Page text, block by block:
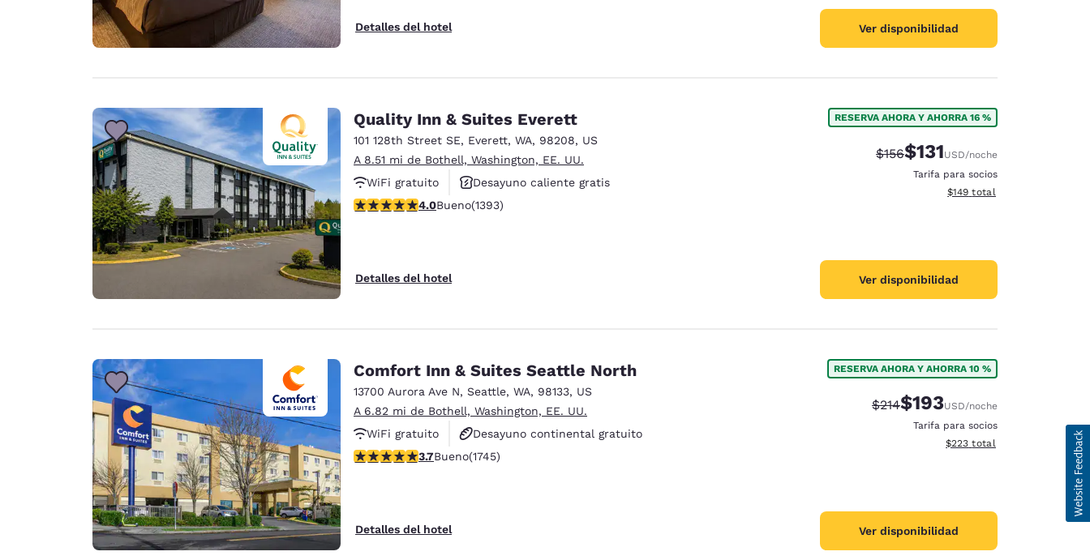
Detalles del hotel Ver disponibilidad
Quality Inn & Suites Everett
101 128th Street SE, Everett, WA, 98208, US
A 8.51 mi de Bothell, Washington, EE. UU.
WiFi gratuito
Desayuno caliente gratis
Se aceptan mascotas
calificación de 3.98 estrellas. Bueno. 1393 reseñas
4.0Bueno(1393)
Detalles del hotel
RESERVA AHORA Y AHORRA 16 %
Precio tachado:
$156Precio con descuento:
$131USD/noche
Tarifa para socios
Ver detalles del total
$149 total
Ver disponibilidad
Comfort Inn & Suites Seattle North
13700 Aurora Ave N, Seattle, WA, 98133, US
A 6.82 mi de Bothell, Washington, EE. UU.
WiFi gratuito
Desayuno continental gratuito
Desayuno caliente gratis
calificación de 3.74 estrellas. Bueno. 1745 reseñas
3.7Bueno(1745)
Detalles del hotel
RESERVA AHORA Y AHORRA 10 %
Precio tachado:
$214Precio con descuento:
$193USD/noche
Tarifa para socios
Ver detalles del total
$223 total
Ver disponibilidad